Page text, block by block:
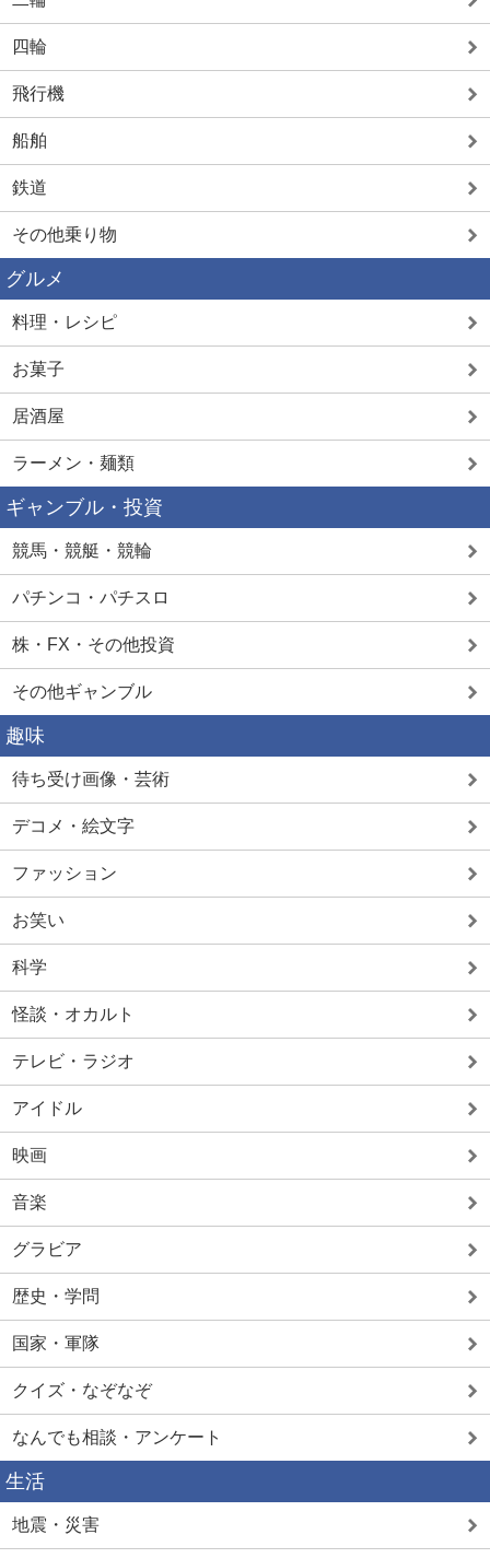
四輪
飛行機
船舶
鉄道
その他乗り物
グルメ
料理・レシピ
お菓子
居酒屋
ラーメン・麺類
ギャンブル・投資
競馬・競艇・競輪
パチンコ・パチスロ
株・FX・その他投資
その他ギャンブル
趣味
待ち受け画像・芸術
デコメ・絵文字
ファッション
お笑い
科学
怪談・オカルト
テレビ・ラジオ
アイドル
映画
音楽
グラビア
歴史・学問
国家・軍隊
クイズ・なぞなぞ
なんでも相談・アンケート
生活
地震・災害